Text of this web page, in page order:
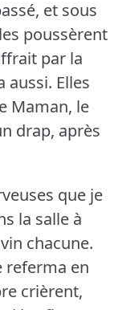
et sous
poussèrent
par la
aussi. Elles
Maman, le
drap, après
que je
la salle à
chacune.
referma en
crièrent,